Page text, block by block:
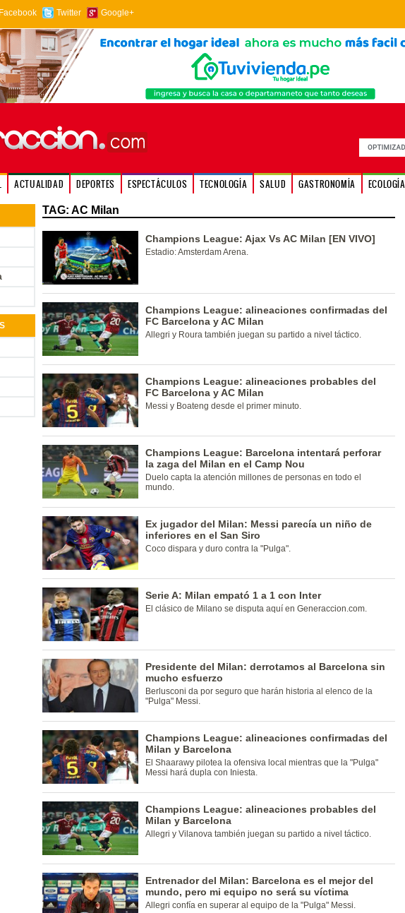
Facebook Twitter Google+
ACTUALIDAD DEPORTES ESPECTÁCULOS TECNOLOGÍA SALUD GASTRONOMÍA ECOLOGÍA
TAG: AC Milan
Champions League: Ajax Vs AC Milan [EN VIVO]
Estadio: Amsterdam Arena.
Champions League: alineaciones confirmadas del
FC Barcelona y AC Milan
Allegri y Roura también juegan su partido a nivel táctico.
Champions League: alineaciones probables del
FC Barcelona y AC Milan
Messi y Boateng desde el primer minuto.
Champions League: Barcelona intentará perforar
la zaga del Milan en el Camp Nou
Duelo capta la atención millones de personas en todo el
mundo.
Ex jugador del Milan: Messi parecía un niño de
inferiores en el San Siro
Coco dispara y duro contra la "Pulga".
Serie A: Milan empató 1 a 1 con Inter
El clásico de Milano se disputa aquí en Generaccion.com.
Presidente del Milan: derrotamos al Barcelona sin
mucho esfuerzo
Berlusconi da por seguro que harán historia al elenco de la
"Pulga" Messi.
Champions League: alineaciones confirmadas del
Milan y Barcelona
El Shaarawy pilotea la ofensiva local mientras que la "Pulga"
Messi hará dupla con Iniesta.
Champions League: alineaciones probables del
Milan y Barcelona
Allegri y Vilanova también juegan su partido a nivel táctico.
Entrenador del Milan: Barcelona es el mejor del
mundo, pero mi equipo no será su víctima
Allegri confía en superar al equipo de la "Pulga" Messi.